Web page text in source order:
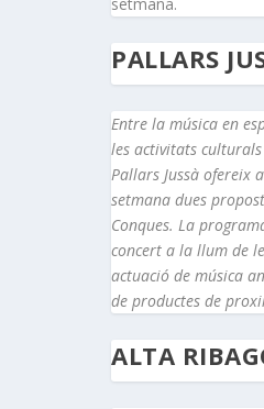
setmana.
PALLARS
Entre la música en
les activitats
Pallars Jussà ofereix
setmana dues
Conques. La
concert a la llum de
actuació de música
de productes de
ALTA